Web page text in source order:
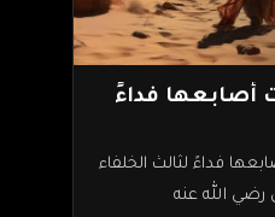
أصابعها فداءً
فداءً لثالث الخلفاء
رضي الله عنه